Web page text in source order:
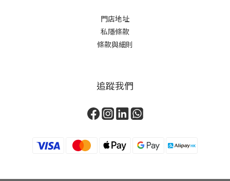
門店地址
私隱條款
條款與細則
追蹤我們